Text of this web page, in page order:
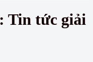
Tin tức giải